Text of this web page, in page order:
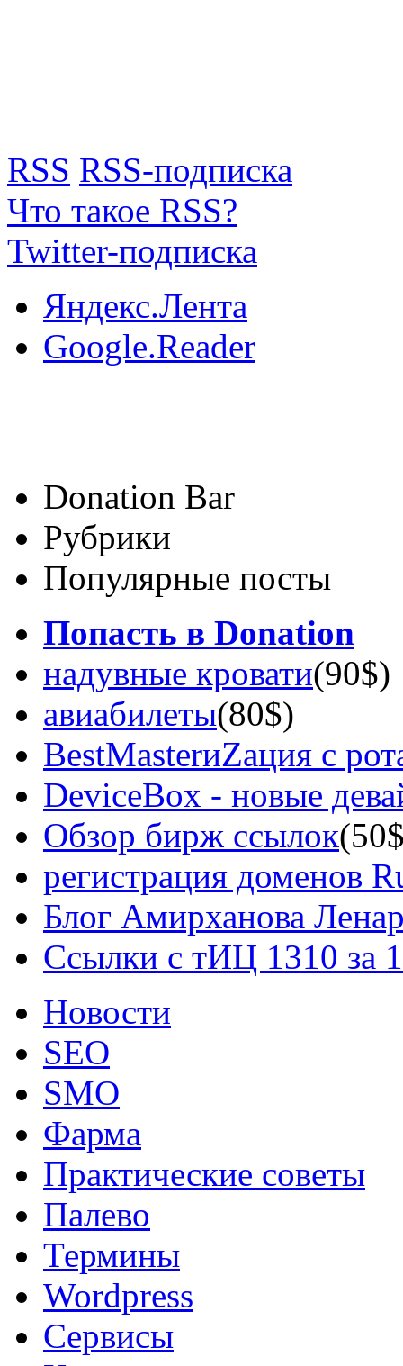
RSS RSS-подписка
Что такое RSS?
Twitter-подписка
Яндекс.Лента
Google.Reader
Donation Bar
Рубрики
Популярные посты
Попасть в Donation
надувные кровати(90$)
авиабилеты(80$)
BestMasterиZация с
DeviceBox - новые
Обзор бирж ссылок
регистрация доменов
Блог Амирханова
Ссылки с тИЦ 1310 за
Новости
SEO
SMO
Фарма
Практические советы
Палево
Термины
Wordpress
Сервисы